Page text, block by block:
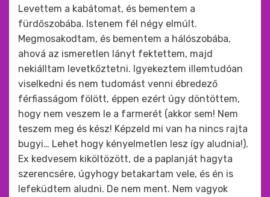
Levettem a kabátomat, és bementem a
fürdőszobába. Istenem fél négy elmúlt.
Megmosakodtam, és bementem a hálószobába,
ahová az ismeretlen lányt fektettem, majd
nekiálltam levetkőztetni. Igyekeztem illemtudóan
viselkedni és nem tudomást venni ébredező
férfiasságom fölött, éppen ezért úgy döntöttem,
hogy nem veszem le a farmerét (akkor sem! Nem
teszem meg és kész! Képzeld mi van ha nincs rajta
bugyi… Lehet hogy kényelmetlen lesz így aludnia!).
Ex kedvesem kiköltözött, de a paplanját hagyta
szerencsére, úgyhogy betakartam vele, és én is
lefeküdtem aludni. De nem ment. Nem vagyok